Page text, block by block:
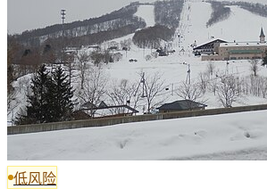
低风险